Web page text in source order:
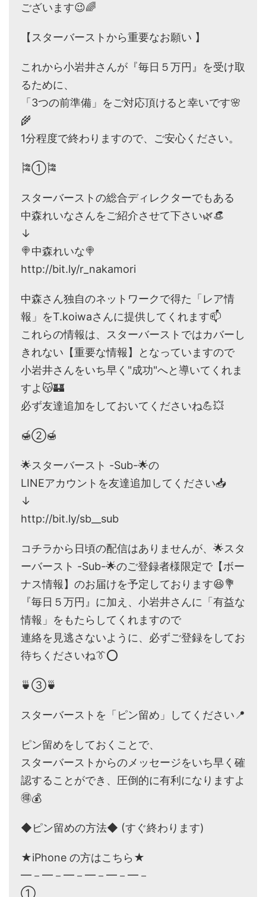
ございます😉🌈
【スターバーストから重要なお願い 】
これから小岩井さんが『毎日５万円』を受け取
るために、
「3つの前準備」をご対応頂けると幸いです🌸
🌾
1分程度で終わりますので、ご安心ください。
🎏①🎏
スターバーストの総合ディレクターでもある
中森れいなさんをご紹介させて下さい🌿👒
↓
🍭中森れいな🍭
http://bit.ly/r_nakamori
中森さん独自のネットワークで得た「レア情
報」をT.koiwaさんに提供してくれます📫
これらの情報は、スターバーストではカバーし
きれない【重要な情報】となっていますので
小岩井さんをいち早く"成功"へと導いてくれま
すよ😽🏰
必ず友達追加をしておいてくださいね💪💥
🍯②🍯
🌟スターバースト -Sub-🌟の
LINEアカウントを友達追加してください📥
↓
http://bit.ly/sb__sub
コチラから日頃の配信はありませんが、🌟スタ
ーバースト -Sub-🌟のご登録者様限定で【ボー
ナス情報】のお届けを予定しております😆💐
『毎日５万円』に加え、小岩井さんに「有益な
情報」をもたらしてくれますので
連絡を見逃さないように、必ずご登録をしてお
待ちくださいね👔⭕️
🍵③🍵
スターバーストを「ピン留め」してください📍
ピン留めをしておくことで、
スターバーストからのメッセージをいち早く確
認することができ、圧倒的に有利になりますよ
🉐💰
◆ピン留めの方法◆ (すぐ終わります)
★iPhone の方はこちら★
━－━－━－━－━－━－
①